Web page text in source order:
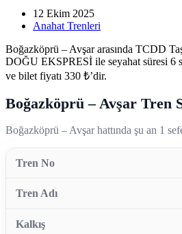
12 Ekim 2025
Anahat Trenleri
Boğazköprü – Avşar arasında TCDD
DOĞU EKSPRESİ ile seyahat süresi 6
ve bilet fiyatı 330 ₺’dir.
Boğazköprü – Avşar Tren
Boğazköprü – Avşar hattında şu an 1